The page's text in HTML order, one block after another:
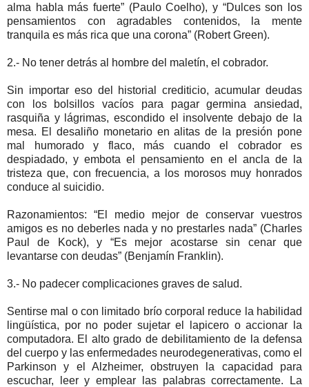
alma habla más fuerte” (Paulo Coelho), y “Dulces son los
pensamientos con agradables contenidos, la mente
tranquila es más rica que una corona” (Robert Green).
2.- No tener detrás al hombre del maletín, el cobrador.
Sin importar eso del historial crediticio, acumular deudas
con los bolsillos vacíos para pagar germina ansiedad,
rasquiña y lágrimas, escondido el insolvente debajo de la
mesa. El desaliño monetario en alitas de la presión pone
mal humorado y flaco, más cuando el cobrador es
despiadado, y embota el pensamiento en el ancla de la
tristeza que, con frecuencia, a los morosos muy honrados
conduce al suicidio.
Razonamientos: “El medio mejor de conservar vuestros
amigos es no deberles nada y no prestarles nada” (Charles
Paul de Kock), y “Es mejor acostarse sin cenar que
levantarse con deudas” (Benjamín Franklin).
3.- No padecer complicaciones graves de salud.
Sentirse mal o con limitado brío corporal reduce la habilidad
lingüística, por no poder sujetar el lapicero o accionar la
computadora. El alto grado de debilitamiento de la defensa
del cuerpo y las enfermedades neurodegenerativas, como el
Parkinson y el Alzheimer, obstruyen la capacidad para
escuchar, leer y emplear las palabras correctamente. La